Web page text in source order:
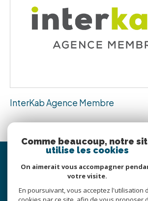
InterKab Agence Membre
christophe@immojoy.com
Nous
Comme beaucoup, notre
utilise les cookies
On aimerait vous accompagner
votre visite.
En poursuivant, vous acceptez l'utilisation